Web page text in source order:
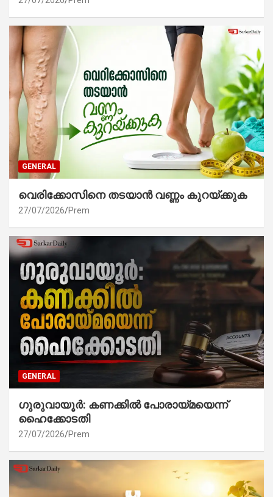
GENERAL
വെരിക്കോസിനെ തടയാൻ വണ്ണം കുറയ്ക്കുക
27/07/2026 Prem
GENERAL
ഗുരുവായൂർ: കണക്കിൽ പോരായ്മയെന്ന്
ഹൈക്കോടതി
27/07/2026 Prem